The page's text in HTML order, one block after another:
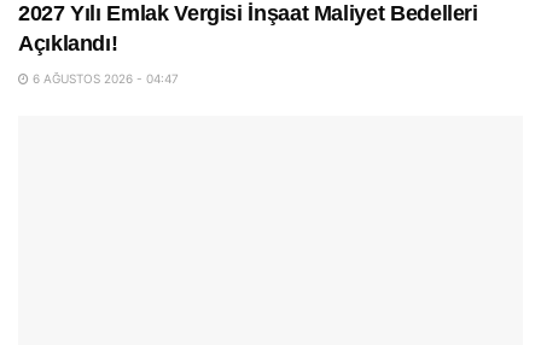
2027 Yılı Emlak Vergisi İnşaat Maliyet Bedelleri
Açıklandı!
6 AĞUSTOS 2026 - 04:47